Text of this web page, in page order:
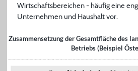
Wirtschaftsbereichen - häufig eine
Unternehmen und Haushalt vor.
Zusammensetzung der Gesamtfläche des
Betriebs (Beispiel